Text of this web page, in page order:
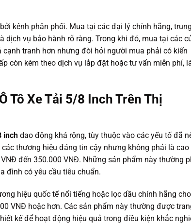
kênh phân phối. Mua tại các đại lý chính hãng,
vụ bảo hành rõ ràng. Trong khi đó, mua tại các
tranh hơn nhưng đòi hỏi người mua phải có kiến
còn kèm theo dịch vụ lắp đặt hoặc tư vấn miễn phí,
Tô Xe Tải 5/8 Inch Trên Thị
inch dao động khá rộng, tùy thuộc vào các yếu tố đã
thương hiệu đáng tin cậy nhưng không phải là cao
đến 350.000 VNĐ. Những sản phẩm này thường
đình có yêu cầu tiêu chuẩn.
hiệu quốc tế nổi tiếng hoặc lọc dầu chính hãng cho
VNĐ hoặc hơn. Các sản phẩm này thường được
kế để hoạt động hiệu quả trong điều kiện khắc